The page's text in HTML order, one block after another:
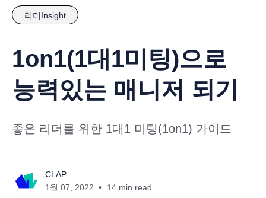
리더Insight
1on1(1대1미팅)으로
능력있는 매니저 되기
좋은 리더를 위한 1대1 미팅(1on1) 가이드
CLAP
1월 07, 2022
14 min read